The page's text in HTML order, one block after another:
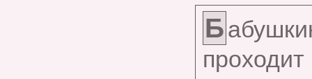
Б
проходит